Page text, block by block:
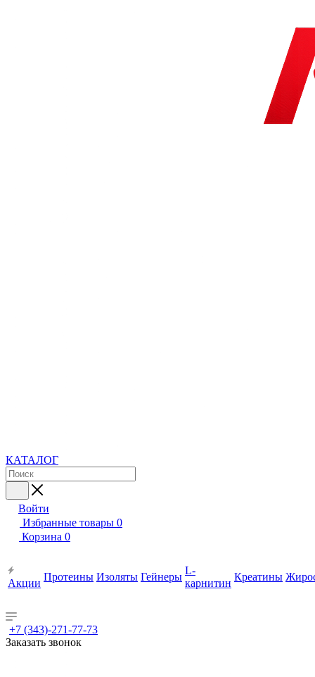
КАТАЛОГ
Войти
Избранные товары 0
Корзина 0
Акции
Протеины Изоляты Гейнеры
L-
карнитин
Креатины
+7 (343)-271-77-73
Заказать звонок